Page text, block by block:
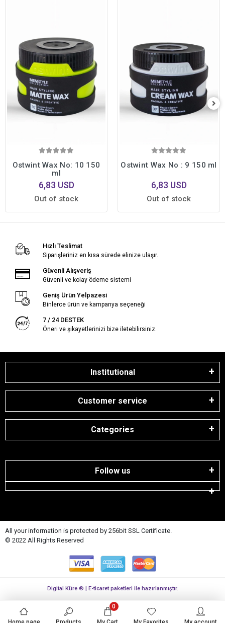
Ostwint Wax No: 10 150
ml
6,83 USD
Out of stock
Ostwint Wax No : 9 150 ml
6,83 USD
Out of stock
Hızlı Teslimat
Siparişleriniz en kısa sürede elinize ulaşır.
Güvenli Alışveriş
Güvenli ve kolay ödeme sistemi
Geniş Ürün Yelpazesi
Binlerce ürün ve kampanya seçeneği
7 / 24 DESTEK
Öneri ve şikayetlerinizi bize iletebilirsiniz.
Institutional
Customer service
Categories
Follow us
All your information is protected by 256bit SSL Certificate.
© 2022 All Rights Reserved
0
Digital Küre ® | E-ticaret paketleri ile hazırlanmıştır.